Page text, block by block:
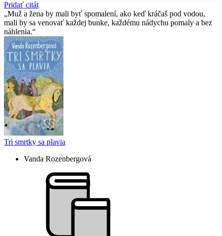
Pridať citát
Muž a žena by mali byť spomalení, ako keď kráčaš pod vodou,
mali by sa venovať každej bunke, každému nádychu pomaly a bez
náhlenia.
Tri smrtky sa plavia
Vanda Rozenbergová